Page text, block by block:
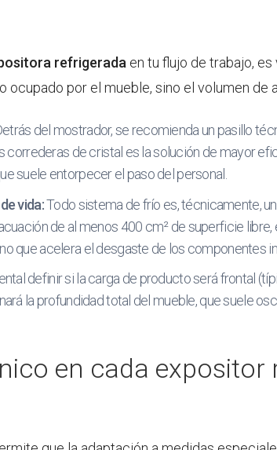
refrigerada en tu flujo de trabajo,
ocupado por el mueble, sino el volumen de
del mostrador, se recomienda un pasillo
correderas de cristal es la solución de mayor
suele entorpecer el paso del personal.
vida:Todo sistema de frío es, técnicamente,
de al menos 400 cm² de superficie
que acelera el desgaste de los componentes
definir si la carga de producto será frontal
la profundidad total del mueble, que suele
en cada expositor